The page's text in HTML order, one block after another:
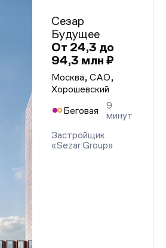
Сезар
Будущее
От 24,3 до
94,3 млн ₽
Москва, САО,
Хорошевский
Беговая
9
минут
Застройщик
«Sezar Group»